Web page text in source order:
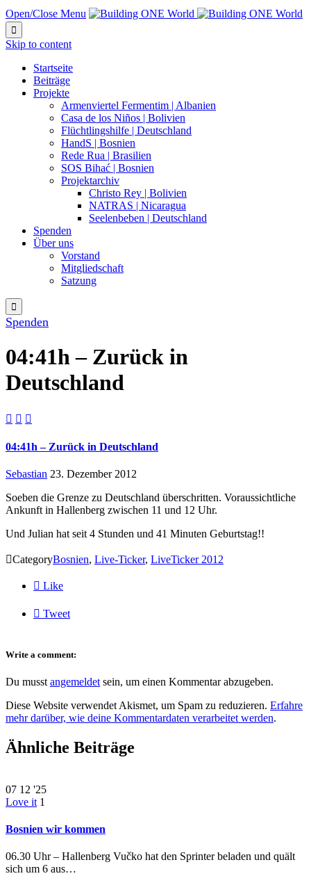
Open/Close Menu

Skip to content
Startseite
Beiträge
Projekte
Armenviertel Fermentim | Albanien
Casa de los Niños | Bolivien
Flüchtlingshilfe | Deutschland
HandS | Bosnien
Rede Rua | Brasilien
SOS Bihać | Bosnien
Projektarchiv
Christo Rey | Bolivien
NATRAS | Nicaragua
Seelenbeben | Deutschland
Spenden
Über uns
Vorstand
Mitgliedschaft
Satzung

Spenden
04:41h – Zurück in
Deutschland
  
04:41h – Zurück in Deutschland
Sebastian 23. Dezember 2012
Soeben die Grenze zu Deutschland überschritten. Voraussichtliche
Ankunft in Hallenberg zwischen 11 und 12 Uhr.
Und Julian hat seit 4 Stunden und 41 Minuten Geburtstag!!
CategoryBosnien, Live-Ticker, LiveTicker 2012
 Like
 Tweet
Write a comment:
Du musst angemeldet sein, um einen Kommentar abzugeben.
Diese Website verwendet Akismet, um Spam zu reduzieren. Erfahre
mehr darüber, wie deine Kommentardaten verarbeitet werden.
Ähnliche Beiträge
07 12 '25
Love it 1
Bosnien wir kommen
06.30 Uhr – Hallenberg Vučko hat den Sprinter beladen und quält
sich um 6 aus…